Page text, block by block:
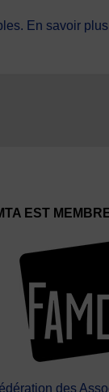
En savoir
EST
des